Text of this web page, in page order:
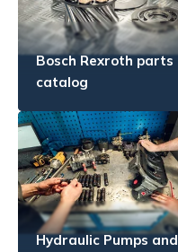
Bosch Rexroth parts
catalog
Hydraulic Pumps and